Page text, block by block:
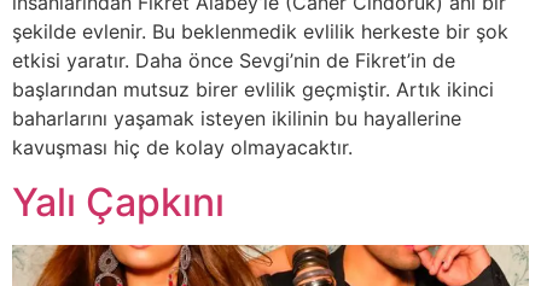
şekilde evlenir. Bu beklenmedik evlilik herkeste bir şok
etkisi yaratır. Daha önce Sevgi’nin de Fikret’in de
başlarından mutsuz birer evlilik geçmiştir. Artık ikinci
baharlarını yaşamak isteyen ikilinin bu hayallerine
kavuşması hiç de kolay olmayacaktır.
Yalı Çapkını